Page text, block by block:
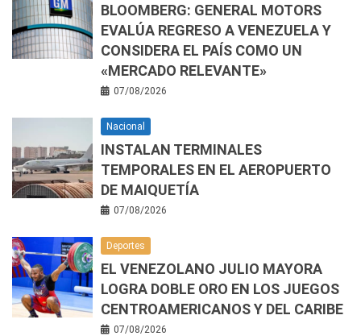
BLOOMBERG: GENERAL MOTORS
EVALÚA REGRESO A VENEZUELA Y
CONSIDERA EL PAÍS COMO UN
«MERCADO RELEVANTE»
07/08/2026
Nacional
INSTALAN TERMINALES
TEMPORALES EN EL AEROPUERTO
DE MAIQUETÍA
07/08/2026
Deportes
EL VENEZOLANO JULIO MAYORA
LOGRA DOBLE ORO EN LOS JUEGOS
CENTROAMERICANOS Y DEL CARIBE
07/08/2026